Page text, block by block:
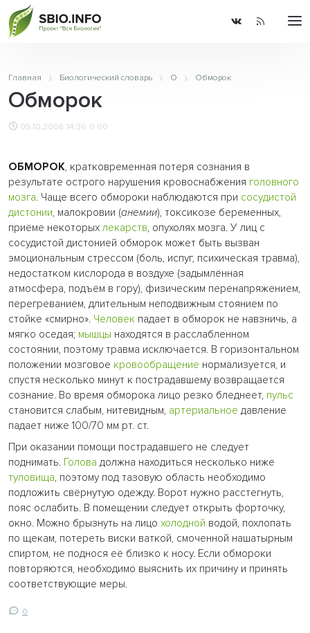
Главная Биологический словарь О Обморок
Обморок
05.10.2006 14:36 0.00
ОБМОРОК, кратковременная потеря сознания в
результате острого нарушения кровоснабжения головного
мозга. Чаще всего обмороки наблюдаются при сосудистой
дистонии, малокровии (анемии), токсикозе беременных,
приёме некоторых лекарств, опухолях мозга. У лиц с
сосудистой дистонией обморок может быть вызван
эмоциональным стрессом (боль, испуг, психическая травма),
недостатком кислорода в воздухе (задымлённая
атмосфера, подъём в гору), физическим перенапряжением,
перегреванием, длительным неподвижным стоянием по
стойке «смирно». Человек падает в обморок не навзничь, а
мягко оседая; мышцы находятся в расслабленном
состоянии, поэтому травма исключается. В горизонтальном
положении мозговое кровообращение нормализуется, и
спустя несколько минут к пострадавшему возвращается
сознание. Во время обморока лицо резко бледнеет, пульс
становится слабым, нитевидным, артериальное давление
падает ниже 100/70 мм рт. ст.
При оказании помощи пострадавшего не следует
поднимать. Голова должна находиться несколько ниже
туловища, поэтому под тазовую область необходимо
подложить свёрнутую одежду. Ворот нужно расстегнуть,
пояс ослабить. В помещении следует открыть форточку,
окно. Можно брызнуть на лицо холодной водой, похлопать
по щекам, потереть виски ваткой, смоченной нашатырным
спиртом, не поднося её близко к носу. Если обмороки
повторяются, необходимо выяснить их причину и принять
соответствующие меры.
0